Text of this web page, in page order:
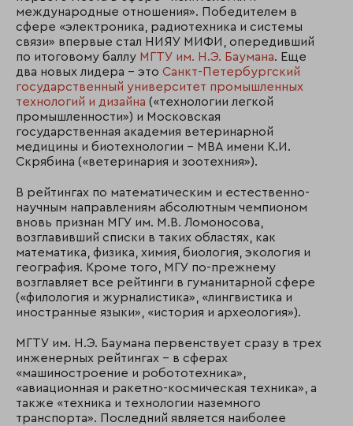
международные отношения». Победителем в
сфере «электроника, радиотехника и системы
связи» впервые стал НИЯУ МИФИ, опередивший
по итоговому баллу МГТУ им. Н.Э. Баумана. Еще
два новых лидера – это Санкт-Петербургский
государственный университет промышленных
технологий и дизайна («технологии легкой
промышленности») и Московская
государственная академия ветеринарной
медицины и биотехнологии – МВА имени К.И.
Скрябина («ветеринария и зоотехния»).
В рейтингах по математическим и естественно-
научным направлениям абсолютным чемпионом
вновь признан МГУ им. М.В. Ломоносова,
возглавивший списки в таких областях, как
математика, физика, химия, биология, экология и
география. Кроме того, МГУ по-прежнему
возглавляет все рейтинги в гуманитарной сфере
(«филология и журналистика», «лингвистика и
иностранные языки», «история и археология»).
МГТУ им. Н.Э. Баумана первенствует сразу в трех
инженерных рейтингах – в сферах
«машиностроение и робототехника»,
«авиационная и ракетно-космическая техника», а
также «техника и технологии наземного
транспорта». Последний является наиболее